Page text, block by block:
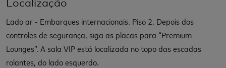
Localização
Lado ar - Embarques internacionais. Piso 2. Depois dos
controles de segurança, siga as placas para “Premium
Lounges”. A sala VIP está localizada no topo das escadas
rolantes, do lado esquerdo.